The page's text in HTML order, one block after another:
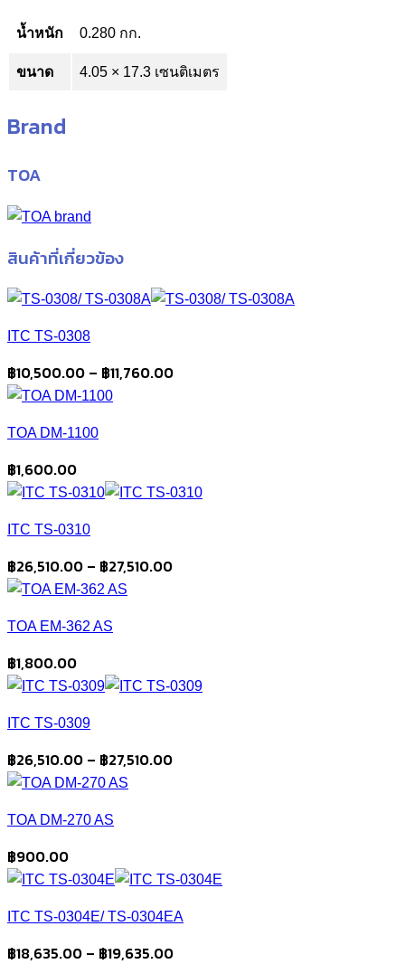
น้ำหนัก 0.280 กก.
ขนาด 4.05 × 17.3 เซนติเมตร
Brand
TOA
สินค้าที่เกี่ยวข้อง
ITC TS-0308
฿10,500.00 – ฿11,760.00Price
TOA DM-1100
฿1,600.00
ITC TS-0310
฿26,510.00 – ฿27,510.00Price
TOA EM-362 AS
฿1,800.00
ITC TS-0309
฿26,510.00 – ฿27,510.00Price
TOA DM-270 AS
฿900.00
ITC TS-0304E/ TS-0304EA
฿18,635.00 – ฿19,635.00Price